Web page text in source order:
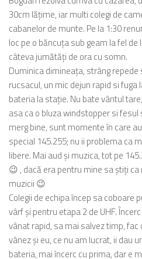
30cm lățime, iar multi colegi de
cabanelor de munte. Pe la 1:30
loc pe o băncuța sub geam la fel
câteva jumătăți de ora cu somn.
Duminica dimineața, strâng
rucsacul, un mic dejun rapid si
bateria la stație. Nu bate vântul
asa ca o bluza windstopper si
merg bine, sunt momente în care
special 145.255; nu ii problema ca
libere. Mai aud și muzica, tot pe
😉 , dacă era pentru mine sa știți
muzicii 😉
Colegii de echipa încep sa coboare
vârf și pentru etapa 2 de UHF.
vânat rapid, sa mai salvez timp, fac
vânez și eu, ce nu am lucrat, ii dau
bateria, mai încerc cu prima, dar e